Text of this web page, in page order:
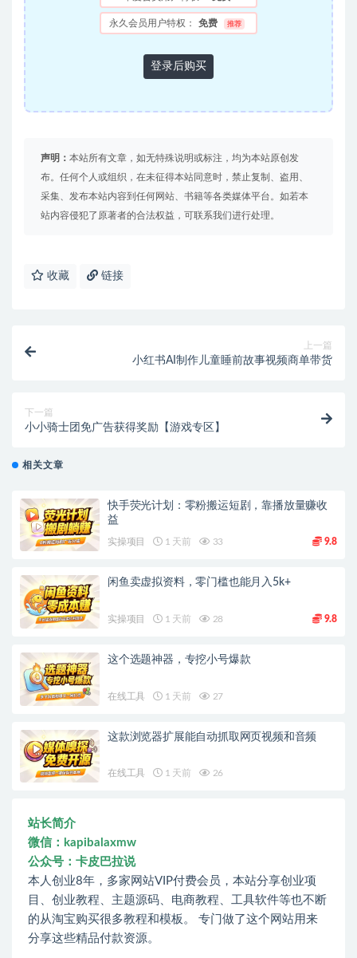
永久会员用户特权： 免费 推荐
登录后购买
声明： 本站所有文章，如无特殊说明或标注，均为本站原创发
布。任何个人或组织，在未征得本站同意时，禁止复制、盗用、
采集、发布本站内容到任何网站、书籍等各类媒体平台。如若本
站内容侵犯了原著者的合法权益，可联系我们进行处理。
收藏 链接
上一篇
小红书AI制作儿童睡前故事视频商单带货
下一篇
小小骑士团免广告获得奖励【游戏专区】
相关文章
快手荧光计划：零粉搬运短剧，靠播放量赚收
益
实操项目 1 天前 33 9.8
闲鱼卖虚拟资料，零门槛也能月入5k+
实操项目 1 天前 28 9.8
这个选题神器，专挖小号爆款
在线工具 1 天前 27
这款浏览器扩展能自动抓取网页视频和音频
在线工具 1 天前 26
站长简介
微信：kapibalaxmw
公众号：卡皮巴拉说
本人创业8年，多家网站VIP付费会员，本站分享创业项
目、创业教程、主题源码、电商教程、工具软件等也不断
的从淘宝购买很多教程和模板。 专门做了这个网站用来
分享这些精品付款资源。